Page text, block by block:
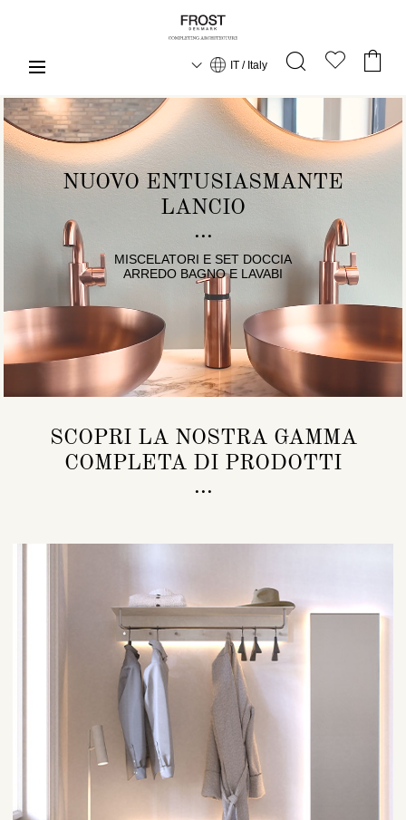
IT / Italy
NUOVO ENTUSIASMANTE
LANCIO
MISCELATORI E SET DOCCIA
ARREDO BAGNO E LAVABI
SCOPRI LA NOSTRA GAMMA
COMPLETA DI PRODOTTI